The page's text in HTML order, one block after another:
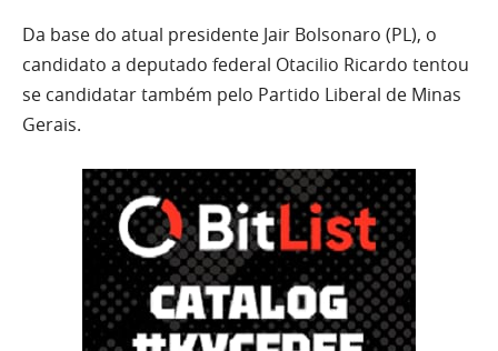
Da base do atual presidente Jair Bolsonaro (PL), o
candidato a deputado federal Otacilio Ricardo tentou
se candidatar também pelo Partido Liberal de Minas
Gerais.